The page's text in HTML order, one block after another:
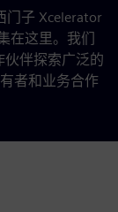
门子 Xcelerator
在这里。我们
伴探索广泛的
者和业务合作